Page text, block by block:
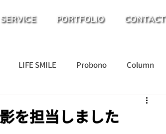
SERVICE PORTFOLIO CONTACT
LIFE SMILE Probono Column
を担当しました